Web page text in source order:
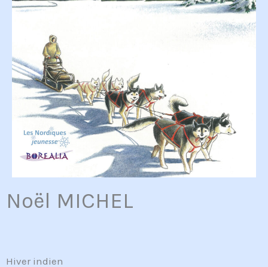
Noël MICHEL
Hiver indien